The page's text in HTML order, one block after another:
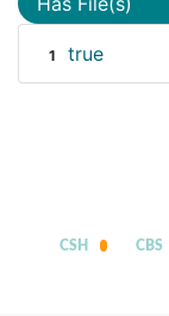
1 true
CSH CBS